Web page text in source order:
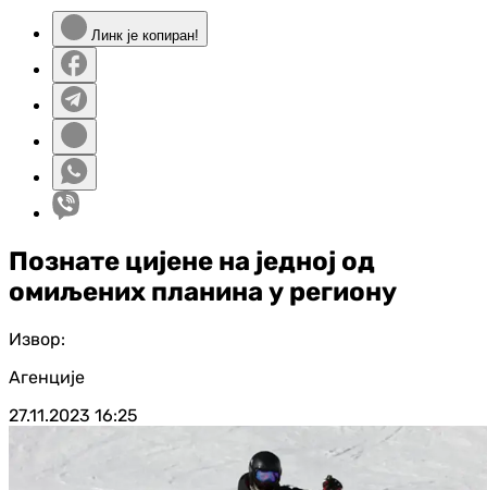
Линк је копиран!
Познате цијене на једној од
омиљених планина у региону
Извор:
Агенције
27.11.2023 16:25